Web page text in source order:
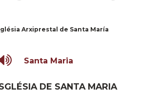
Arxiprestal de Santa María
Santa Maria
DE SANTA MARIA